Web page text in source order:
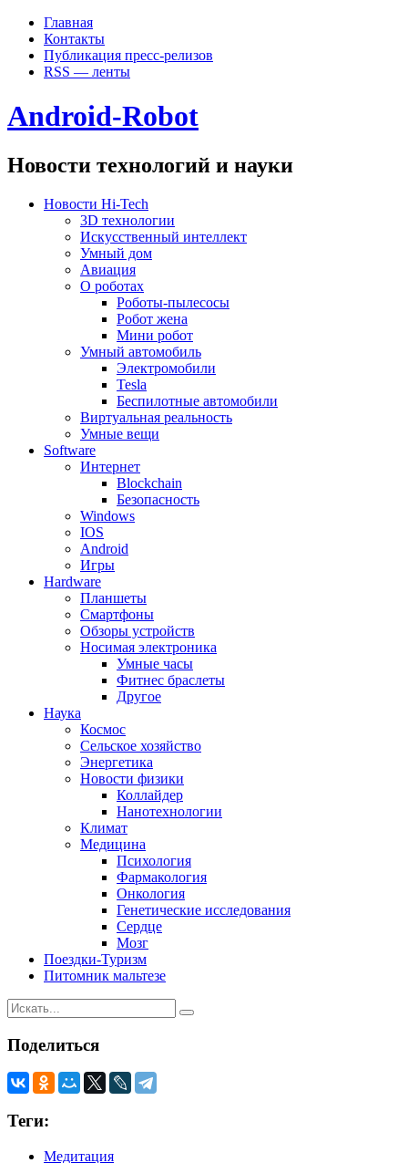
Главная
Контакты
Публикация пресс-релизов
RSS — ленты
Android-Robot
Новости технологий и науки
Новости Hi-Tech
3D технологии
Искусственный интеллект
Умный дом
Авиация
О роботах
Роботы-пылесосы
Робот жена
Мини робот
Умный автомобиль
Электромобили
Tesla
Беспилотные автомобили
Виртуальная реальность
Умные вещи
Software
Интернет
Blockchain
Безопасность
Windows
IOS
Android
Игры
Hardware
Планшеты
Смартфоны
Обзоры устройств
Носимая электроника
Умные часы
Фитнес браслеты
Другое
Наука
Космос
Сельское хозяйство
Энергетика
Новости физики
Коллайдер
Нанотехнологии
Климат
Медицина
Психология
Фармакология
Онкология
Генетические исследования
Сердце
Мозг
Поездки-Туризм
Питомник мальтезе
Поделиться
Теги:
Медитация